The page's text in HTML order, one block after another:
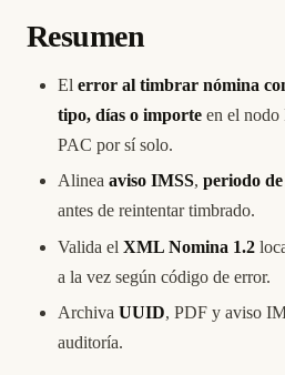
Resumen
El error al timbrar nómina
tipo, días o importe en el nodo
PAC por sí solo.
Alinea aviso IMSS, periodo
antes de reintentar timbrado.
Valida el XML Nomina 1.2
a la vez según código de error.
Archiva UUID, PDF y aviso
auditoría.